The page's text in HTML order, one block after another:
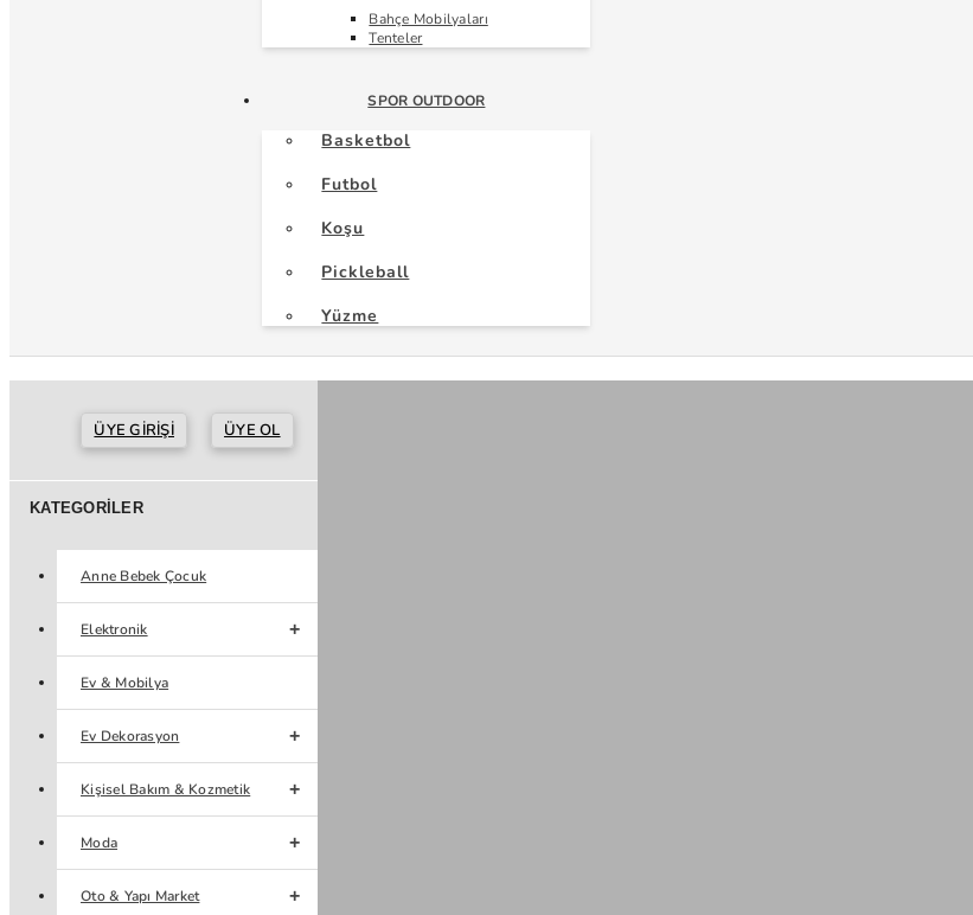
Bahçe Mobilyaları
Tenteler
SPOR OUTDOOR
Basketbol
Futbol
Koşu
Pickleball
Yüzme
ÜYE GIRIŞI ÜYE OL
KATEGORILER
Anne Bebek Çocuk
Elektronik
Ev & Mobilya
Ev Dekorasyon
Kişisel Bakım & Kozmetik
Moda
Oto & Yapı Market